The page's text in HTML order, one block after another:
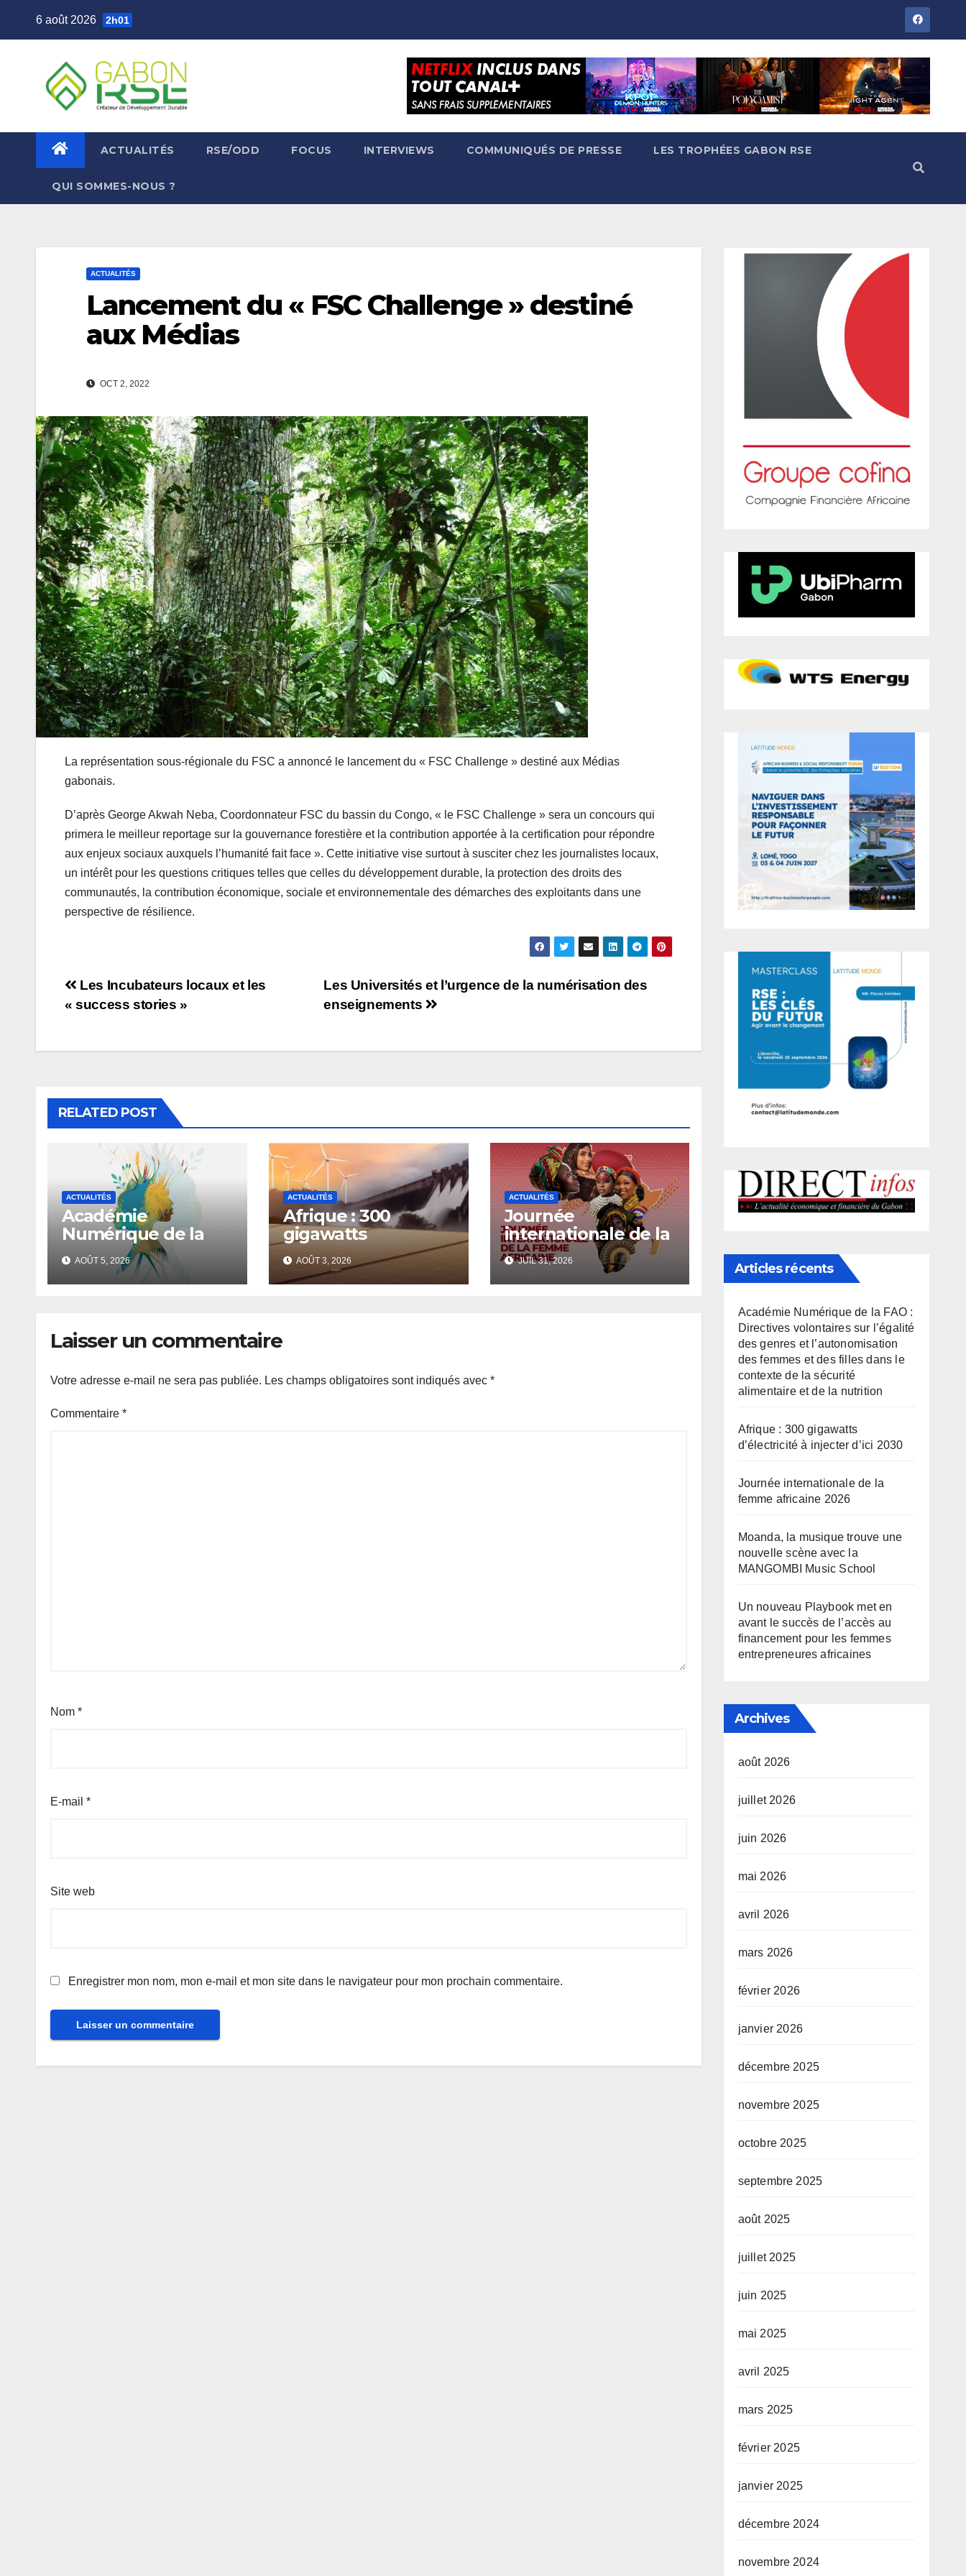
6 août 2026 2h01
ACTUALITÉS RSE/ODD FOCUS INTERVIEWS COMMUNIQUÉS DE PRESSE LES TROPHÉES GABON RSE
QUI SOMMES-NOUS ?
ACTUALITÉS
Lancement du « FSC Challenge » destiné
aux Médias
OCT 2, 2022
La représentation sous-régionale du FSC a annoncé le lancement du « FSC Challenge » destiné aux Médias
gabonais.
D’après George Akwah Neba, Coordonnateur FSC du bassin du Congo, « le FSC Challenge » sera un concours qui
primera le meilleur reportage sur la gouvernance forestière et la contribution apportée à la certification pour répondre
aux enjeux sociaux auxquels l’humanité fait face ». Cette initiative vise surtout à susciter chez les journalistes locaux,
un intérêt pour les questions critiques telles que celles du développement durable, la protection des droits des
communautés, la contribution économique, sociale et environnementale des démarches des exploitants dans une
perspective de résilience.
Les Universités et l’urgence de la numérisation des
enseignements
Les Incubateurs locaux et les
« success stories »
RELATED POST
ACTUALITÉS
Académie
Numérique de la
FAO : Directives
volontaires sur
l’égalité des genres
filles dans le
sécurité alimentaire
AOÛT 5, 2026
ACTUALITÉS
Afrique : 300
gigawatts
d’électricité à
injecter d’ici 2030
AOÛT 3, 2026
ACTUALITÉS
Journée
internationale de la
femme africaine
2026
JUIL 31, 2026
Laisser un commentaire
Votre adresse e-mail ne sera pas publiée. Les champs obligatoires sont indiqués avec *
Commentaire *
Nom *
E-mail *
Site web
Enregistrer mon nom, mon e-mail et mon site dans le navigateur pour mon prochain commentaire.
Articles récents
Académie Numérique de la FAO :
Directives volontaires sur l’égalité
des genres et l’autonomisation
des femmes et des filles dans le
contexte de la sécurité
alimentaire et de la nutrition
Afrique : 300 gigawatts
d’électricité à injecter d’ici 2030
Journée internationale de la
femme africaine 2026
Moanda, la musique trouve une
nouvelle scène avec la
MANGOMBI Music School
Un nouveau Playbook met en
avant le succès de l’accès au
financement pour les femmes
entrepreneures africaines
Archives
août 2026
juillet 2026
juin 2026
mai 2026
avril 2026
mars 2026
février 2026
janvier 2026
décembre 2025
novembre 2025
octobre 2025
septembre 2025
août 2025
juillet 2025
juin 2025
mai 2025
avril 2025
mars 2025
février 2025
janvier 2025
décembre 2024
novembre 2024